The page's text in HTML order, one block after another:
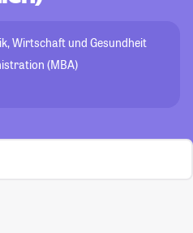
Wirtschaft und Gesundheit
(MBA)